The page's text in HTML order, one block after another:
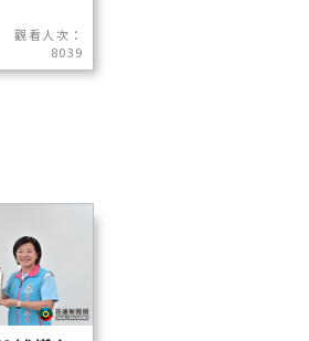
觀看人次：
8039